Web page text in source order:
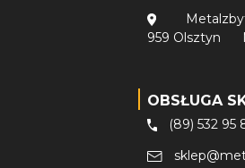
959 Olsztyn
OBSŁUGA
(89) 532 95